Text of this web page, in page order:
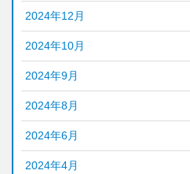
2024年12月
2024年10月
2024年9月
2024年8月
2024年6月
2024年4月